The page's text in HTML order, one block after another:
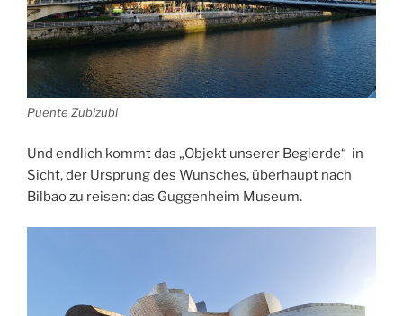
Puente Zubizubi
Und endlich kommt das „Objekt unserer Begierde“ in
Sicht, der Ursprung des Wunsches, überhaupt nach
Bilbao zu reisen: das Guggenheim Museum.